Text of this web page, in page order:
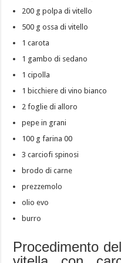
200 g polpa di vitello
500 g ossa di vitello
1 carota
1 gambo di sedano
1 cipolla
1 bicchiere di vino bianco
2 foglie di alloro
pepe in grani
100 g farina 00
3 carciofi spinosi
brodo di carne
prezzemolo
olio evo
burro
Procedimento